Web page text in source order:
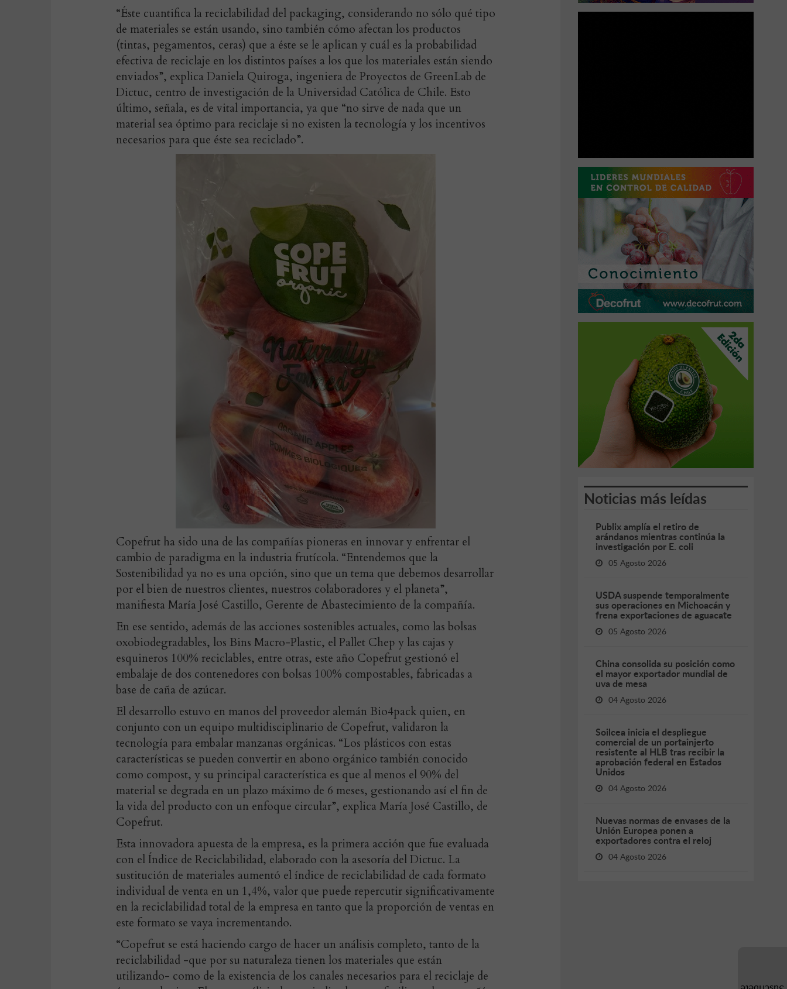
“Éste cuantifica la reciclabilidad del packaging, considerando no sólo qué tipo
de materiales se están usando, sino también cómo afectan los productos
(tintas, pegamentos, ceras) que a éste se le aplican y cuál es la probabilidad
efectiva de reciclaje en los distintos países a los que los materiales están siendo
enviados”, explica Daniela Quiroga, ingeniera de Proyectos de GreenLab de
Dictuc, centro de investigación de la Universidad Católica de Chile. Esto
último, señala, es de vital importancia, ya que “no sirve de nada que un
material sea óptimo para reciclaje si no existen la tecnología y los incentivos
necesarios para que éste sea reciclado”.
Copefrut ha sido una de las compañías pioneras en innovar y enfrentar el
cambio de paradigma en la industria frutícola. “Entendemos que la
Sostenibilidad ya no es una opción, sino que un tema que debemos desarrollar
por el bien de nuestros clientes, nuestros colaboradores y el planeta”,
manifiesta María José Castillo, Gerente de Abastecimiento de la compañía.
En ese sentido, además de las acciones sostenibles actuales, como las bolsas
oxobiodegradables, los Bins Macro-Plastic, el Pallet Chep y las cajas y
esquineros 100% reciclables, entre otras, este año Copefrut gestionó el
embalaje de dos contenedores con bolsas 100% compostables, fabricadas a
base de caña de azúcar.
El desarrollo estuvo en manos del proveedor alemán Bio4pack quien, en
conjunto con un equipo multidisciplinario de Copefrut, validaron la
tecnología para embalar manzanas orgánicas. “Los plásticos con estas
características se pueden convertir en abono orgánico también conocido
como compost, y su principal característica es que al menos el 90% del
material se degrada en un plazo máximo de 6 meses, gestionando así el fin de
la vida del producto con un enfoque circular”, explica María José Castillo, de
Copefrut.
Esta innovadora apuesta de la empresa, es la primera acción que fue evaluada
con el Índice de Reciclabilidad, elaborado con la asesoría del Dictuc. La
sustitución de materiales aumentó el índice de reciclabilidad de cada formato
individual de venta en un 1,4%, valor que puede repercutir significativamente
en la reciclabilidad total de la empresa en tanto que la proporción de ventas en
este formato se vaya incrementando.
“Copefrut se está haciendo cargo de hacer un análisis completo, tanto de la
reciclabilidad -que por su naturaleza tienen los materiales que están
utilizando- como de la existencia de los canales necesarios para el reciclaje de
Noticias más leídas
Publix amplía el retiro de
arándanos mientras continúa la
investigación por E. coli
05 Agosto 2026
USDA suspende temporalmente
sus operaciones en Michoacán y
frena exportaciones de aguacate
05 Agosto 2026
China consolida su posición como
el mayor exportador mundial de
uva de mesa
04 Agosto 2026
Soilcea inicia el despliegue
comercial de un portainjerto
resistente al HLB tras recibir la
aprobación federal en Estados
Unidos
04 Agosto 2026
Nuevas normas de envases de la
Unión Europea ponen a
exportadores contra el reloj
04 Agosto 2026